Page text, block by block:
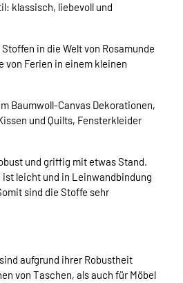
klassisch, liebevoll und
in die Welt von Rosamunde
von Ferien in einem kleinen
Baumwoll-Canvas Dekorationen,
und Quilts, Fensterkleider
und griffig mit etwas Stand.
ist leicht und in Leinwandbindung
sind die Stoffe sehr
aufgrund ihrer Robustheit
von Taschen, als auch für Möbel